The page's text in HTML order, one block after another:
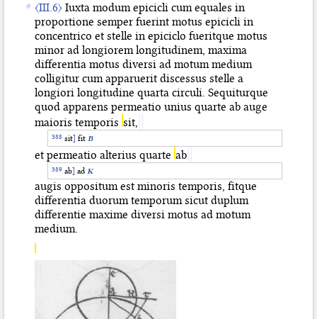
〈III.6〉 Iuxta modum epicicli cum equales in
proportione semper fuerint motus epicicli in
concentrico et stelle in epiciclo fueritque motus
minor ad longiorem longitudinem, maxima
differentia motus diversi ad motum medium
colligitur cum apparuerit discessus stelle a
longiori longitudine quarta circuli. Sequiturque
quod apparens permeatio unius quarte ab auge
maioris temporis sit,
sit] fit B
et permeatio alterius quarte ab
ab] ad K
augis oppositum est minoris temporis, fitque
differentia duorum temporum sicut duplum
differentie maxime diversi motus ad motum
medium.